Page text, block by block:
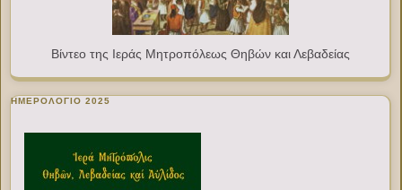
Βίντεο της Ιεράς Μητροπόλεως Θηβών και Λεβαδείας
ΗΜΕΡΟΛΟΓΙΟ 2025